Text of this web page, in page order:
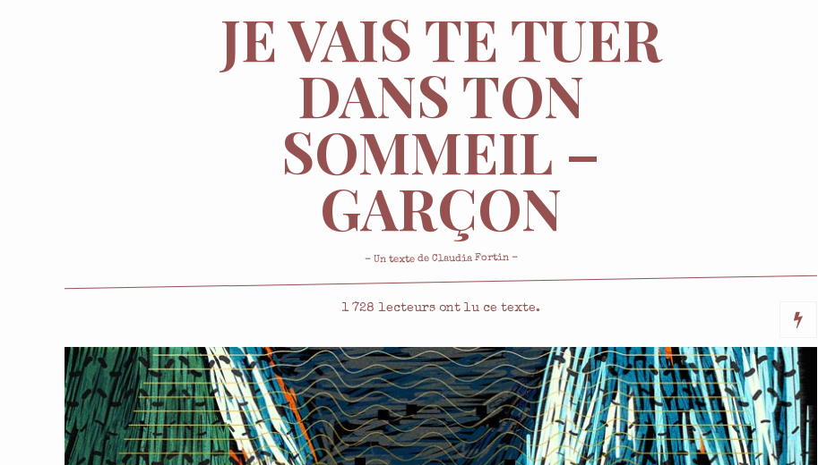
JE VAIS TE TUER
DANS TON
SOMMEIL –
GARÇON
- Un texte de Claudia Fortin-
1 728 lecteurs ont lu ce texte.